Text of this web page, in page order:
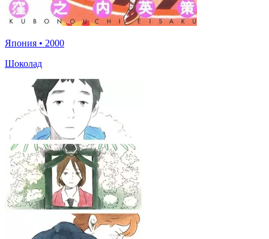
Япония • 2000
Шоколад